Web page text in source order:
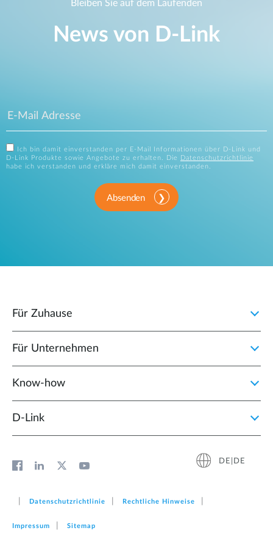
Bleiben Sie auf dem Laufenden
News von D‑Link
Ich bin damit einverstanden per E-Mail Informationen über D-Link und
D-Link Produkte sowie Angebote zu erhalten. Die
Datenschutzrichtlinie
habe ich verstanden und erkläre mich damit einverstanden.
Absenden
Für Zuhause
Für Unternehmen
Know-how
D‑Link
DE|DE
Datenschutzrichtlinie Rechtliche Hinweise
Impressum Sitemap